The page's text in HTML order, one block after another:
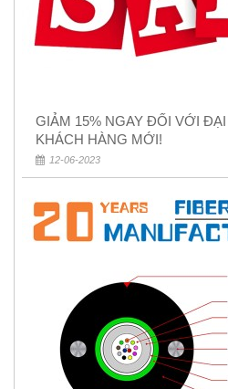
GIẢM 15% NGAY ĐỐI VỚI
KHÁCH HÀNG MỚI!
12-06-2023